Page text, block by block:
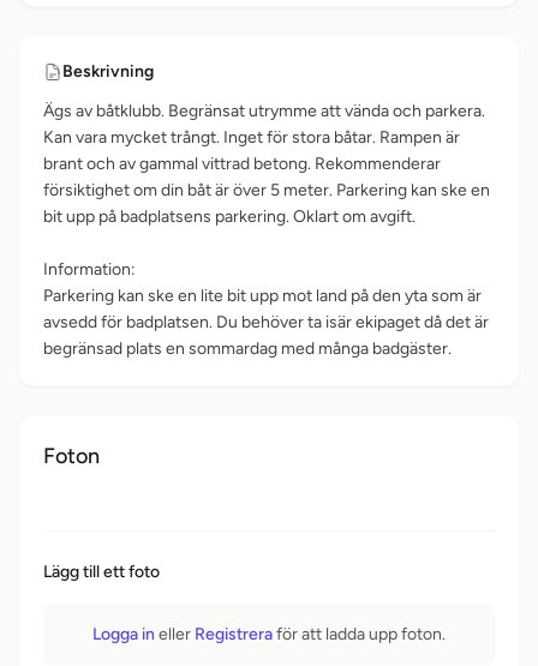
Beskrivning
Ägs av båtklubb. Begränsat utrymme att vända och parkera.
Kan vara mycket trångt. Inget för stora båtar. Rampen är
brant och av gammal vittrad betong. Rekommenderar
försiktighet om din båt är över 5 meter. Parkering kan ske en
bit upp på badplatsens parkering. Oklart om avgift.
Information:
Parkering kan ske en lite bit upp mot land på den yta som är
avsedd för badplatsen. Du behöver ta isär ekipaget då det är
begränsad plats en sommardag med många badgäster.
Foton
Lägg till ett foto
Logga in eller Registreraför att ladda upp foton.